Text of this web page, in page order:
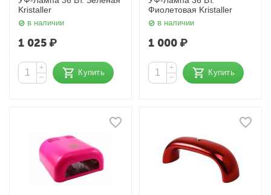
Kristaller
в наличии
1 025₽
+
−
Купить
Фиолетовая Kristaller
в наличии
1 000₽
+
−
Купить